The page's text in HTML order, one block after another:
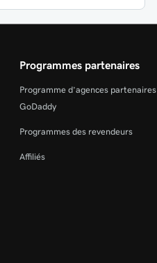
Programmes partenaires
Programme d’agences partenaires
GoDaddy
Programmes des revendeurs
Affiliés